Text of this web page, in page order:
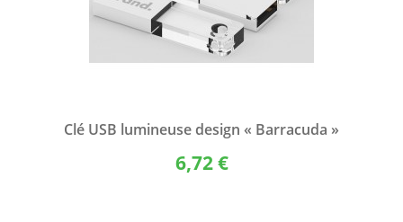
Clé USB lumineuse design « Barracuda »
6,72 €